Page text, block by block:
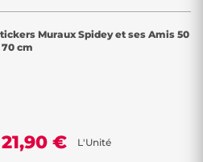
Muraux Spidey et ses Amis 50
70 cm
21,90 € L'Unité